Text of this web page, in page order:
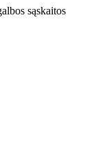
sąskaitos